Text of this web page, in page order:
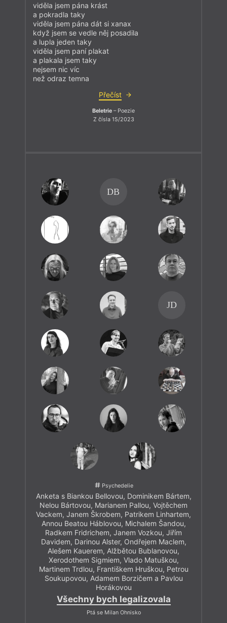
viděla jsem pána krást
a pokradla taky
viděla jsem pána dát si xanax
když jsem se vedle něj posadila
a lupla jeden taky
viděla jsem paní plakat
a plakala jsem taky
nejsem nic víc
než odraz temna
Přečíst
Beletrie – Poezie
Z čísla 15/2023
DB
JD
Psychedelie
Anketa s Biankou Bellovou, Dominikem Bártem,
Nelou Bártovou, Marianem Pallou, Vojtěchem
Vackem, Janem Škrobem, Patrikem Linhartem,
Annou Beatou Háblovou, Michalem Šandou,
Radkem Fridrichem, Janem Vozkou, Jiřím
Davidem, Darinou Alster, Ondřejem Maclem,
Alešem Kauerem, Alžbětou Bublanovou,
Xerodothem Sigmiem, Vlado Matuškou,
Martinem Trdlou, Františkem Hruškou, Petrou
Soukupovou, Adamem Borzičem a Pavlou
Horákovou
Všechny bych legalizovala
Ptá se Milan Ohnisko